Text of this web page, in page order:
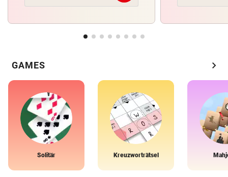
GAMES chevron_right
Solitär Kreuzworträtsel